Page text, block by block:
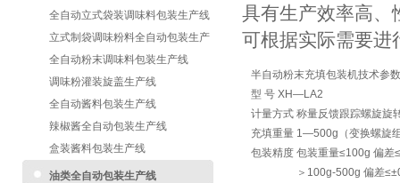
全自动立式袋装调味料包装生产线
立式制袋调味粉料全自动包装生产
线
全自动粉末调味料包装生产线
调味粉灌装旋盖生产线
全自动酱料包装生产线
辣椒酱全自动包装生产线
盒装酱料包装生产线
油类全自动包装生产线
具有生产效率高、
可根据实际需要进
半自动粉末充填包装机技术参
型 号 XH—LA2
计量方式 称量反馈跟踪螺旋旋
充填重量 1—500g（变换螺旋
包装精度 包装重量≤100g 偏差
＞100g-500g 偏差